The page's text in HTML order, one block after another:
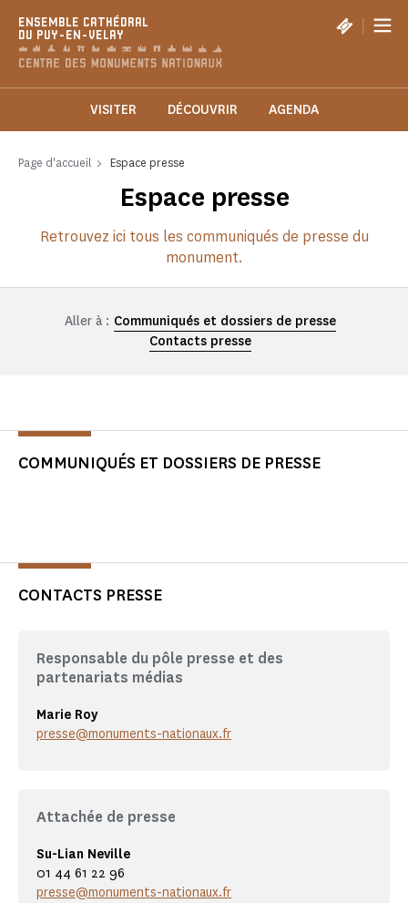
ENSEMBLE CATHÉDRAL
DU PUY-EN-VELAY
|
VISITER DÉCOUVRIR AGENDA
Page d'accueil Espace presse
Espace presse
Retrouvez ici tous les communiqués de presse du
monument.
Aller à : Communiqués et dossiers de presse
Contacts presse
COMMUNIQUÉS ET DOSSIERS DE PRESSE
CONTACTS PRESSE
Responsable du pôle presse et des
partenariats médias
Marie Roy
presse@monuments-nationaux.fr
Attachée de presse
Su-Lian Neville
01 44 61 22 96
presse@monuments-nationaux.fr